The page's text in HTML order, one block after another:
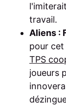
travail.
Aliens :
pour cet
TPS
joueurs